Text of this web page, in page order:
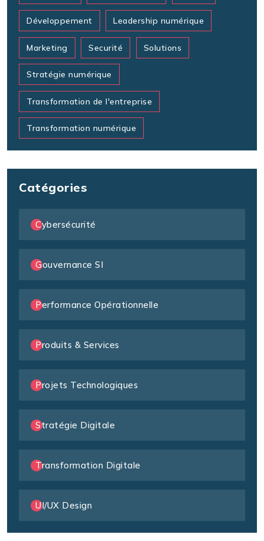
Développement Leadership numérique
Marketing Securité Solutions
Stratégie numérique
Transformation de l'entreprise
Transformation numérique
Catégories
Cybersécurité
Gouvernance SI
Performance Opérationnelle
Produits & Services
Projets Technologiques
Stratégie Digitale
Transformation Digitale
UI/UX Design